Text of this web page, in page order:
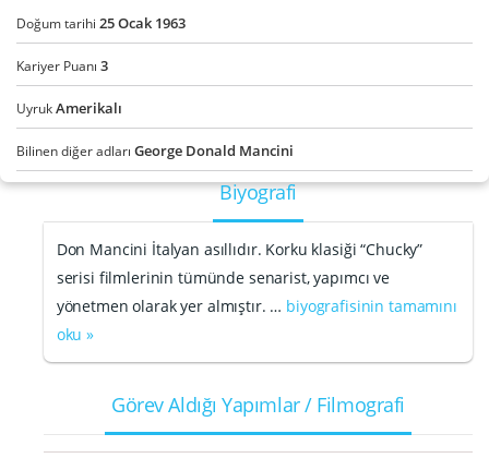
Doğum tarihi 25Ocak 1963
Kariyer Puanı 3
UyrukAmerikalı
Bilinen diğer adları George Donald Mancini
Biyografi
Don Mancini İtalyan asıllıdır. Korku klasiği “Chucky”
serisi filmlerinin tümünde senarist, yapımcı ve
yönetmen olarak yer almıştır. … biyografisinin tamamını
oku »
Görev Aldığı Yapımlar / Filmografi